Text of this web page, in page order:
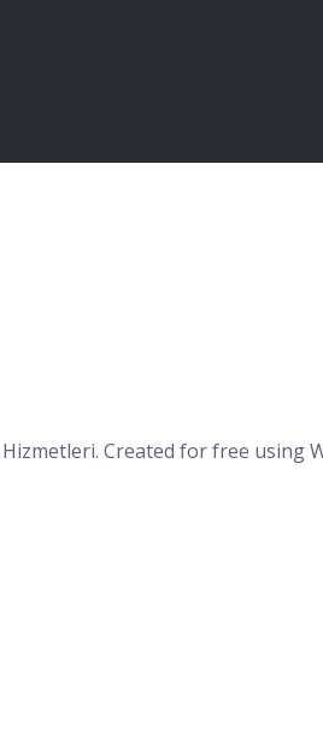
Created for free using